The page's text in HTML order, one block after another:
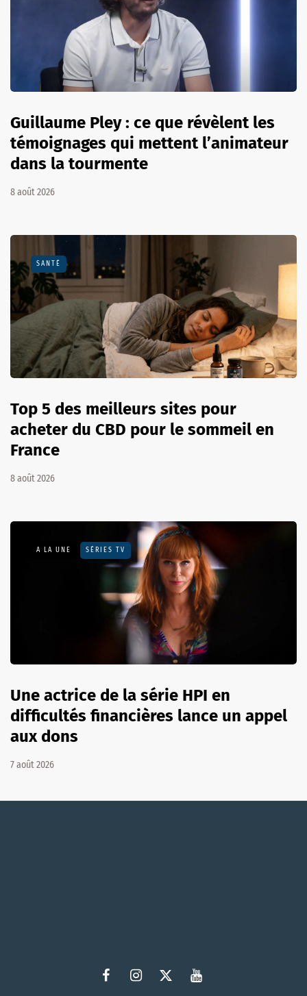
Guillaume Pley : ce que révèlent les
témoignages qui mettent l’animateur
dans la tourmente
8 août 2026
SANTÉ
Top 5 des meilleurs sites pour
acheter du CBD pour le sommeil en
France
8 août 2026
A LA UNE SÉRIES TV
Une actrice de la série HPI en
difficultés financières lance un appel
aux dons
7 août 2026